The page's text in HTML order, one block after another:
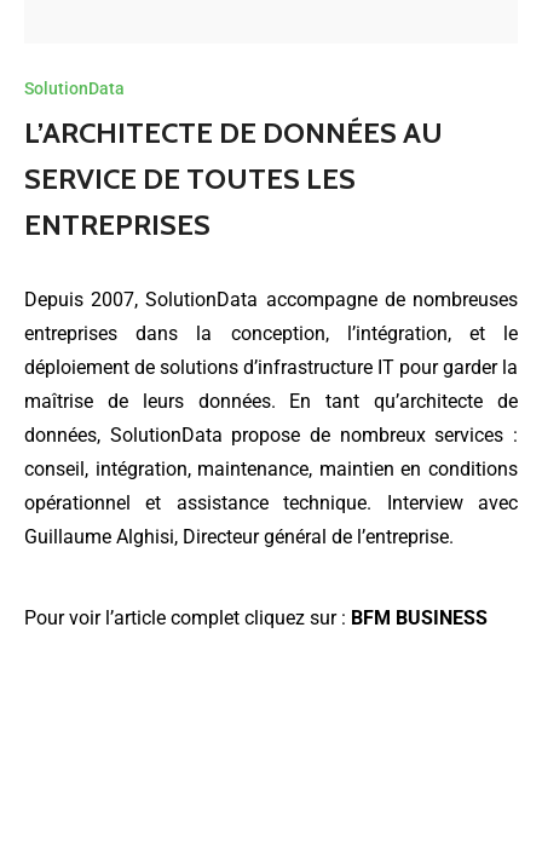
SolutionData
L’ARCHITECTE DE DONNÉES AU
SERVICE DE TOUTES LES
ENTREPRISES
Depuis 2007, SolutionData accompagne de nombreuses
entreprises dans la conception, l’intégration, et le
déploiement de solutions d’infrastructure IT pour garder la
maîtrise de leurs données. En tant qu’architecte de
données, SolutionData propose de nombreux services :
conseil, intégration, maintenance, maintien en conditions
opérationnel et assistance technique. Interview avec
Guillaume Alghisi, Directeur général de l’entreprise.
Pour voir l’article complet cliquez sur : BFM BUSINESS